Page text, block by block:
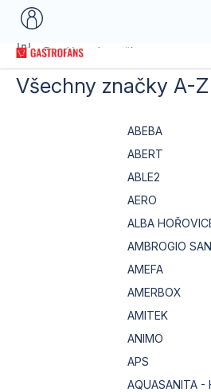
Přejít
Domů
Prodávané značky
Všechny značky A-Z
ABEBA
ABERT
ABLE2
AERO
ALBA
AMBROGIO
AMEFA
AMERBOX
AMITEK
ANIMO
APS
AQUASANITA -